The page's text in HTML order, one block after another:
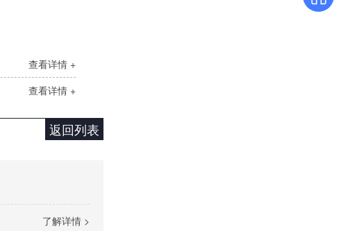
查看详情 +
查看详情 +
返回列表
了解详情 >